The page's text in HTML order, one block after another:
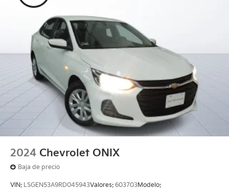
2024 Chevrolet ONIX
Baja de precio
VIN: LSGEN53A9RD045943Valores: 603703Modelo: